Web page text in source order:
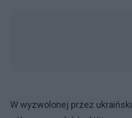
W wyzwolonej przez